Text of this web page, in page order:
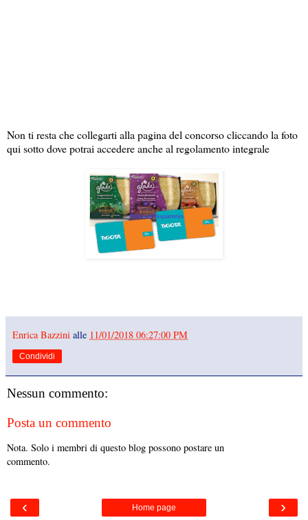
Non ti resta che collegarti alla pagina del concorso cliccando la foto
qui sotto dove potrai accedere anche al regolamento integrale
Enrica Bazzini alle 11/01/2018 06:27:00 PM
Condividi
Nessun commento:
Posta un commento
Nota. Solo i membri di questo blog possono postare un
commento.
‹ ›
Home page